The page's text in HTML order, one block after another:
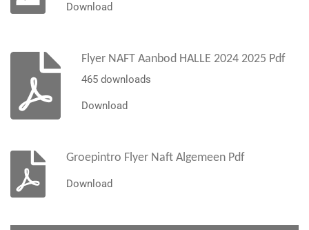
Download
Flyer NAFT Aanbod HALLE 2024 2025 Pdf
465 downloads
Download
Groepintro Flyer Naft Algemeen Pdf
Download